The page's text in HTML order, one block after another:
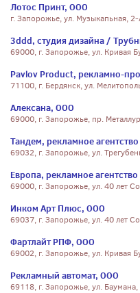
Лотос Принт, ООО
г. Запорожье, ул. Музыкапьная,
3ddd, студия дизайна /
69000, г. Запорожье, ул. Кривая
Pavlov Product, рекламно-
71100, г. Бердянск, ул.
Алексана, ООО
69000, г. Запорожье, пр.
Тандем, рекламное
69032, г. Запорожье, ул.
Европа, рекламное
69000, г. Запорожье, ул. 40 лет
Инком Арт Плюс, ООО
69037, г. Запорожье, ул. 40 лет
Фартлайт РПФ, ООО
69002, г. Запорожье, ул. Кривая
Рекламный автомат, ООО
69118, г. Запорожье, ул.